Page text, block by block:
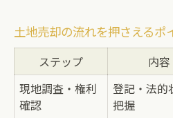
土地売却後の再投資
売却益を活かすため
将来性を重視した資
土地売却後の有効
土地売却の流れを押さえるポ
ステップ 内容
現地調査・権利
確認
登記・法的
把握